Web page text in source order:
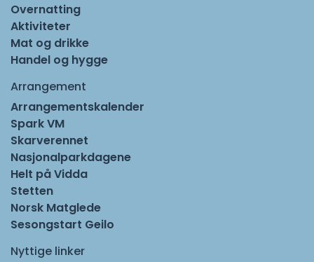
Overnatting
Aktiviteter
Mat og drikke
Handel og hygge
Arrangement
Arrangementskalender
Spark VM
Skarverennet
Nasjonalparkdagene
Helt på Vidda
Stetten
Norsk Matglede
Sesongstart Geilo
Nyttige linker